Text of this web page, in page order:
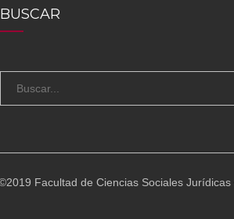
BUSCAR
e
h
Facultad de Ciencias Sociales Jurídicas